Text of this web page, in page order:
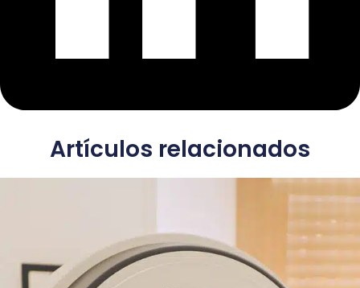
Artículos relacionados